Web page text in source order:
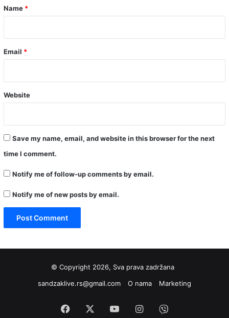
*
Name *
Email *
Website
Save my name, email, and website in this browser for the next
time I comment.
Notify me of follow-up comments by email.
Notify me of new posts by email.
© Copyright 2026, Sva prava zadržana
sandzaklive.rs@gmail.com
O nama Marketing
Facebook YouTubeInstagram
Viber